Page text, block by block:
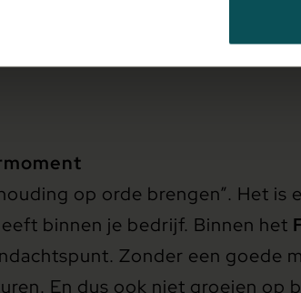
op orde brengen”. Het is
binnen je bedrijf. Binnen het
Zonder een goede
En dus ook niet groeien op